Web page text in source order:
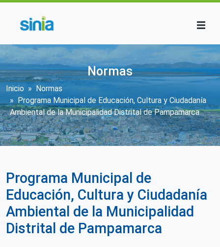
Normas
Sobrescribir enlaces de ayuda a la
Inicio
Normas
Programa Municipal de Educación, Cultura y Ciudadanía
Ambiental de la Municipalidad Distrital de Pampamarca
Programa Municipal de
Educación, Cultura y Ciudadanía
Ambiental de la Municipalidad
Distrital de Pampamarca